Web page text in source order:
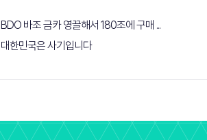
BDO 바조 금카 영끌해서 180조에 구매 ...
대한민국은 사기입니다